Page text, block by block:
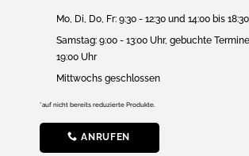
Mo, Di, Do, Fr: 9:30 - 12:30 und 14:00 bis
Samstag: 9:00 - 13:00 Uhr, gebuchte
19:00 Uhr
Mittwochs geschlossen
*auf nicht bereits reduzierte Produkte.
ANRUFEN